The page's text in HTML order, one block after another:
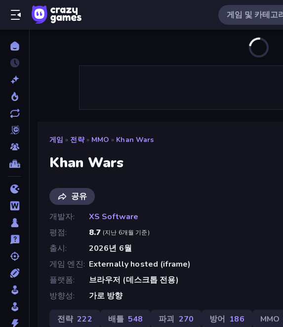
게임 » 전략 » MMO » Khan Wars
Khan Wars
공유
개발자
XS Software
평점
8.7 (지난 6개월 기준)
출시
2026년 6월
게임 엔진
Externally hosted (iframe)
플랫폼
브라우저 (데스크톱 전용)
방향성
가로 방향
전략 222 배틀 548 파괴 270 방어 186 MMO